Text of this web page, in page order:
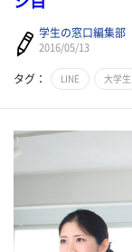
学生の窓口編集部
2016/05/13
タグ： LINE 大学生